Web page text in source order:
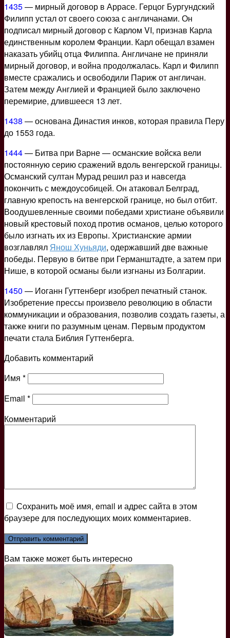
1435— мирный договор в Аррасе. Герцог Бургундский
Филипп устал от своего союза с англичанами. Он
подписал мирный договор с Карлом VI, признав Карла
единственным королем Франции. Карл обещал взамен
наказать убийц отца Филиппа. Англичане не приняли
мирный договор, и война продолжалась. Карл и Филипп
вместе сражались и освободили Париж от англичан.
Затем между Англией и Францией было заключено
перемирие, длившееся 13 лет.
1438 — основана Династия инков, которая правила Перу
до 1553 года.
1444— Битва при Варне — османские войска вели
постоянную серию сражений вдоль венгерской границы.
Османский султан Мурад решил раз и навсегда
покончить с междоусобицей. Он атаковал Белград,
главную крепость на венгерской границе, но был отбит.
Воодушевленные своими победами христиане объявили
новый крестовый поход против османов, целью которого
было изгнать их из Европы. Христианские армии
возглавлял Янош Хуньяди, одержавший две важные
победы. Первую в битве при Германштадте, а затем при
Нише, в которой османы были изгнаны из Болгарии.
1450 — Иоганн Гуттенберг изобрел печатный станок.
Изобретение прессы произвело революцию в области
коммуникации и образования, позволив создать газеты, а
также книги по разумным ценам. Первым продуктом
печати стала Библия Гуттенберга.
Добавить комментарий
Имя *
Email *
Комментарий
Сохранить моё имя, email и адрес сайта в этом
браузере для последующих моих комментариев.
Вам также может быть интересно